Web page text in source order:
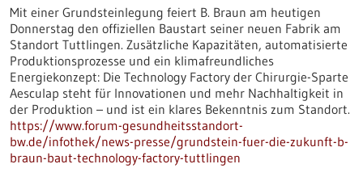
Mit einer Grundsteinlegung feiert B. Braun am heutigen
Donnerstag den offiziellen Baustart seiner neuen Fabrik am
Standort Tuttlingen. Zusätzliche Kapazitäten, automatisierte
Produktionsprozesse und ein klimafreundliches
Energiekonzept: Die Technology Factory der Chirurgie-Sparte
Aesculap steht für Innovationen und mehr Nachhaltigkeit in
der Produktion – und ist ein klares Bekenntnis zum Standort.
https://www.forum-gesundheitsstandort-
bw.de/infothek/news-presse/grundstein-fuer-die-zukunft-b-
braun-baut-technology-factory-tuttlingen